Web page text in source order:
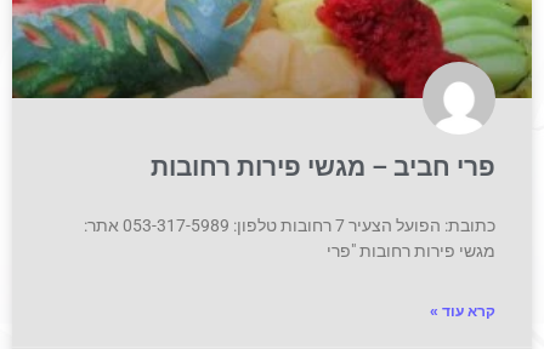
פרי חביב – מגשי פירות רחובות
כתובת: הפועל הצעיר 7 רחובות טלפון: 053-317-5989 אתר:
מגשי פירות רחובות "פרי
קרא עוד »